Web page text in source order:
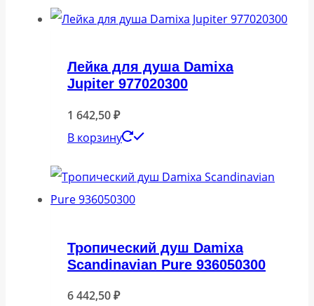
Лейка для душа Damixa
Jupiter 977020300
1 642,50₽
В корзину
Тропический душ Damixa
Scandinavian Pure 936050300
6 442,50₽